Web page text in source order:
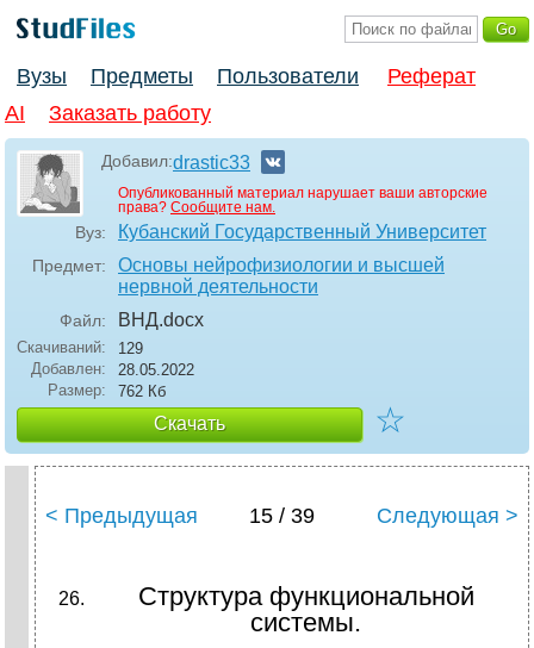
Вузы Предметы Пользователи
Реферат
AI
Заказать работу
Добавил:drastic33
Опубликованный материал нарушает ваши авторские
права? Сообщите нам.
Вуз: Кубанский Государственный Университет
Предмет:
Основы нейрофизиологии и высшей
нервной деятельности
Файл: ВНД.docx
Скачиваний:
129
Добавлен:
28.05.2022
Размер:
762 Кб
Скачать ☆
< Предыдущая 15 / 39 Следующая >
Структура функциональной
системы.